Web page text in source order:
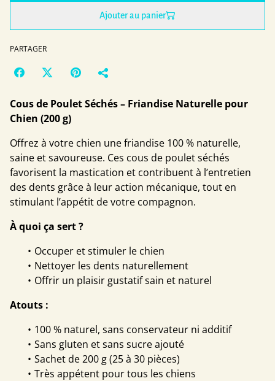
Ajouter au panier
PARTAGER
Cous de Poulet Séchés – Friandise Naturelle pour
Chien (200 g)
Offrez à votre chien une friandise 100 % naturelle,
saine et savoureuse. Ces cous de poulet séchés
favorisent la mastication et contribuent à l’entretien
des dents grâce à leur action mécanique, tout en
stimulant l’appétit de votre compagnon.
À quoi ça sert ?
Occuper et stimuler le chien
Nettoyer les dents naturellement
Offrir un plaisir gustatif sain et naturel
Atouts :
100 % naturel, sans conservateur ni additif
Sans gluten et sans sucre ajouté
Sachet de 200 g (25 à 30 pièces)
Très appétent pour tous les chiens